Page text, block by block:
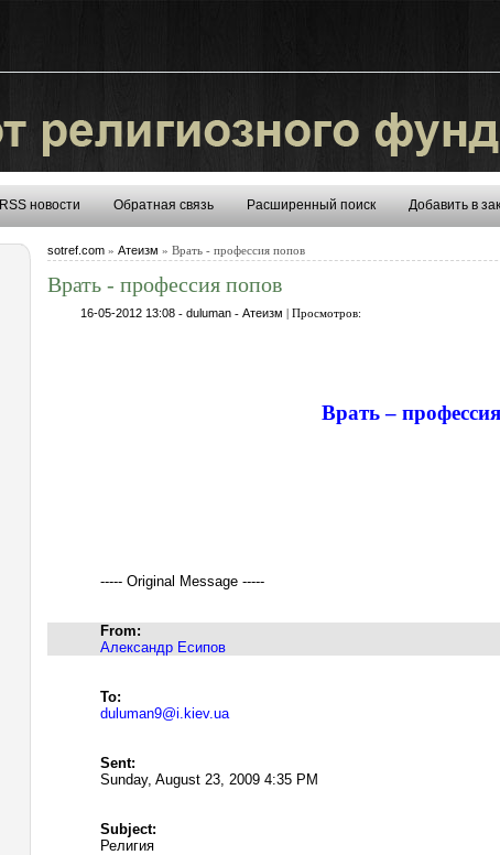
RSS новости Обратная связь Расширенный поиск Добавить в
sotref.com »Атеизм » Врать - профессия попов
Врать - профессия попов
16-05-2012 13:08 -duluman -Атеизм | Просмотров:
Врать –
----- Original Message -----
From:
Александр Есипов
To:
duluman9@i.kiev.ua
Sent:
Sunday, August 23, 2009 4:35 PM
Subject:
Религия